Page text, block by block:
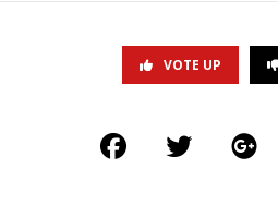
VOTE UP